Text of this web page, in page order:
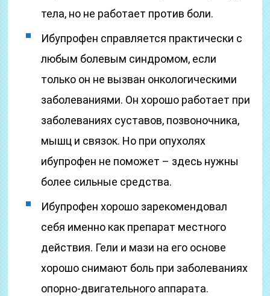
тела, но не работает против боли.
Ибупрофен справляется практически с
любым болевым синдромом, если
только он не вызван онкологическими
заболеваниями. Он хорошо работает при
заболеваниях суставов, позвоночника,
мышц и связок. Но при опухолях
ибупрофен не поможет – здесь нужны
более сильные средства.
Ибупрофен хорошо зарекомендовал
себя именно как препарат местного
действия. Гели и мази на его основе
хорошо снимают боль при заболеваниях
опорно-двигательного аппарата.